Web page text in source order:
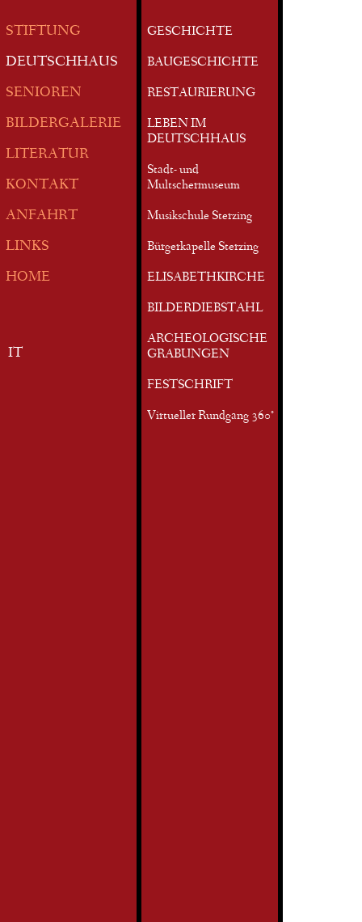
STIFTUNG
DEUTSCHHAUS
SENIOREN
BILDERGALERIE
LITERATUR
KONTAKT
ANFAHRT
LINKS
HOME
IT
GESCHICHTE
BAUGESCHICHTE
RESTAURIERUNG
LEBEN IM
DEUTSCHHAUS
Stadt- und
Multschermuseum
Musikschule Sterzing
Bürgerkapelle Sterzing
ELISABETHKIRCHE
BILDERDIEBSTAHL
ARCHEOLOGISCHE
GRABUNGEN
FESTSCHRIFT
Virtueller Rundgang 360°